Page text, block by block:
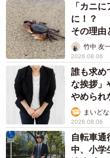
タイの電車の中で見た優
人、お年寄り… 一つだ
すね」
中将 タカノリ
2026.08.06
【物価高
数 新幹
まいど